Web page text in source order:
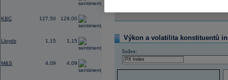
KBC 127,50 129,00
0,55
Lloyds 1,15 1,15
0,39
M&S 4,09 4,09
Výkon a volatilita konstituentů
Index: